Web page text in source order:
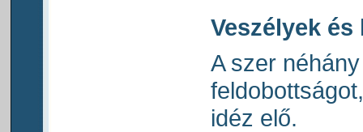
Veszélyek
A szer
idéz elő.